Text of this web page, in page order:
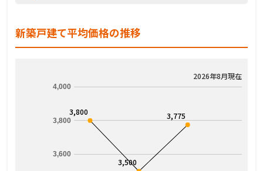
新築戸建て平均価格の推移
2026年8月現在
3,600
3,800
4,000
3,800
3,500
3,775